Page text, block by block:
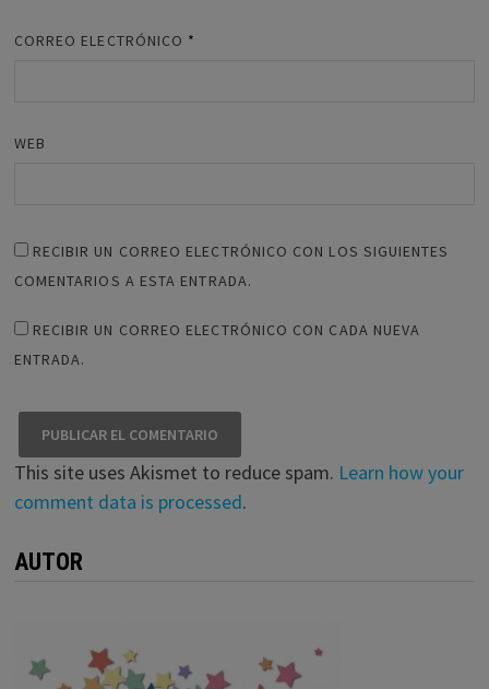
CORREO ELECTRÓNICO *
WEB
RECIBIR UN CORREO ELECTRÓNICO CON LOS SIGUIENTES
COMENTARIOS A ESTA ENTRADA.
RECIBIR UN CORREO ELECTRÓNICO CON CADA NUEVA
ENTRADA.
This site uses Akismet to reduce spam. Learn how your
comment data is processed.
AUTOR